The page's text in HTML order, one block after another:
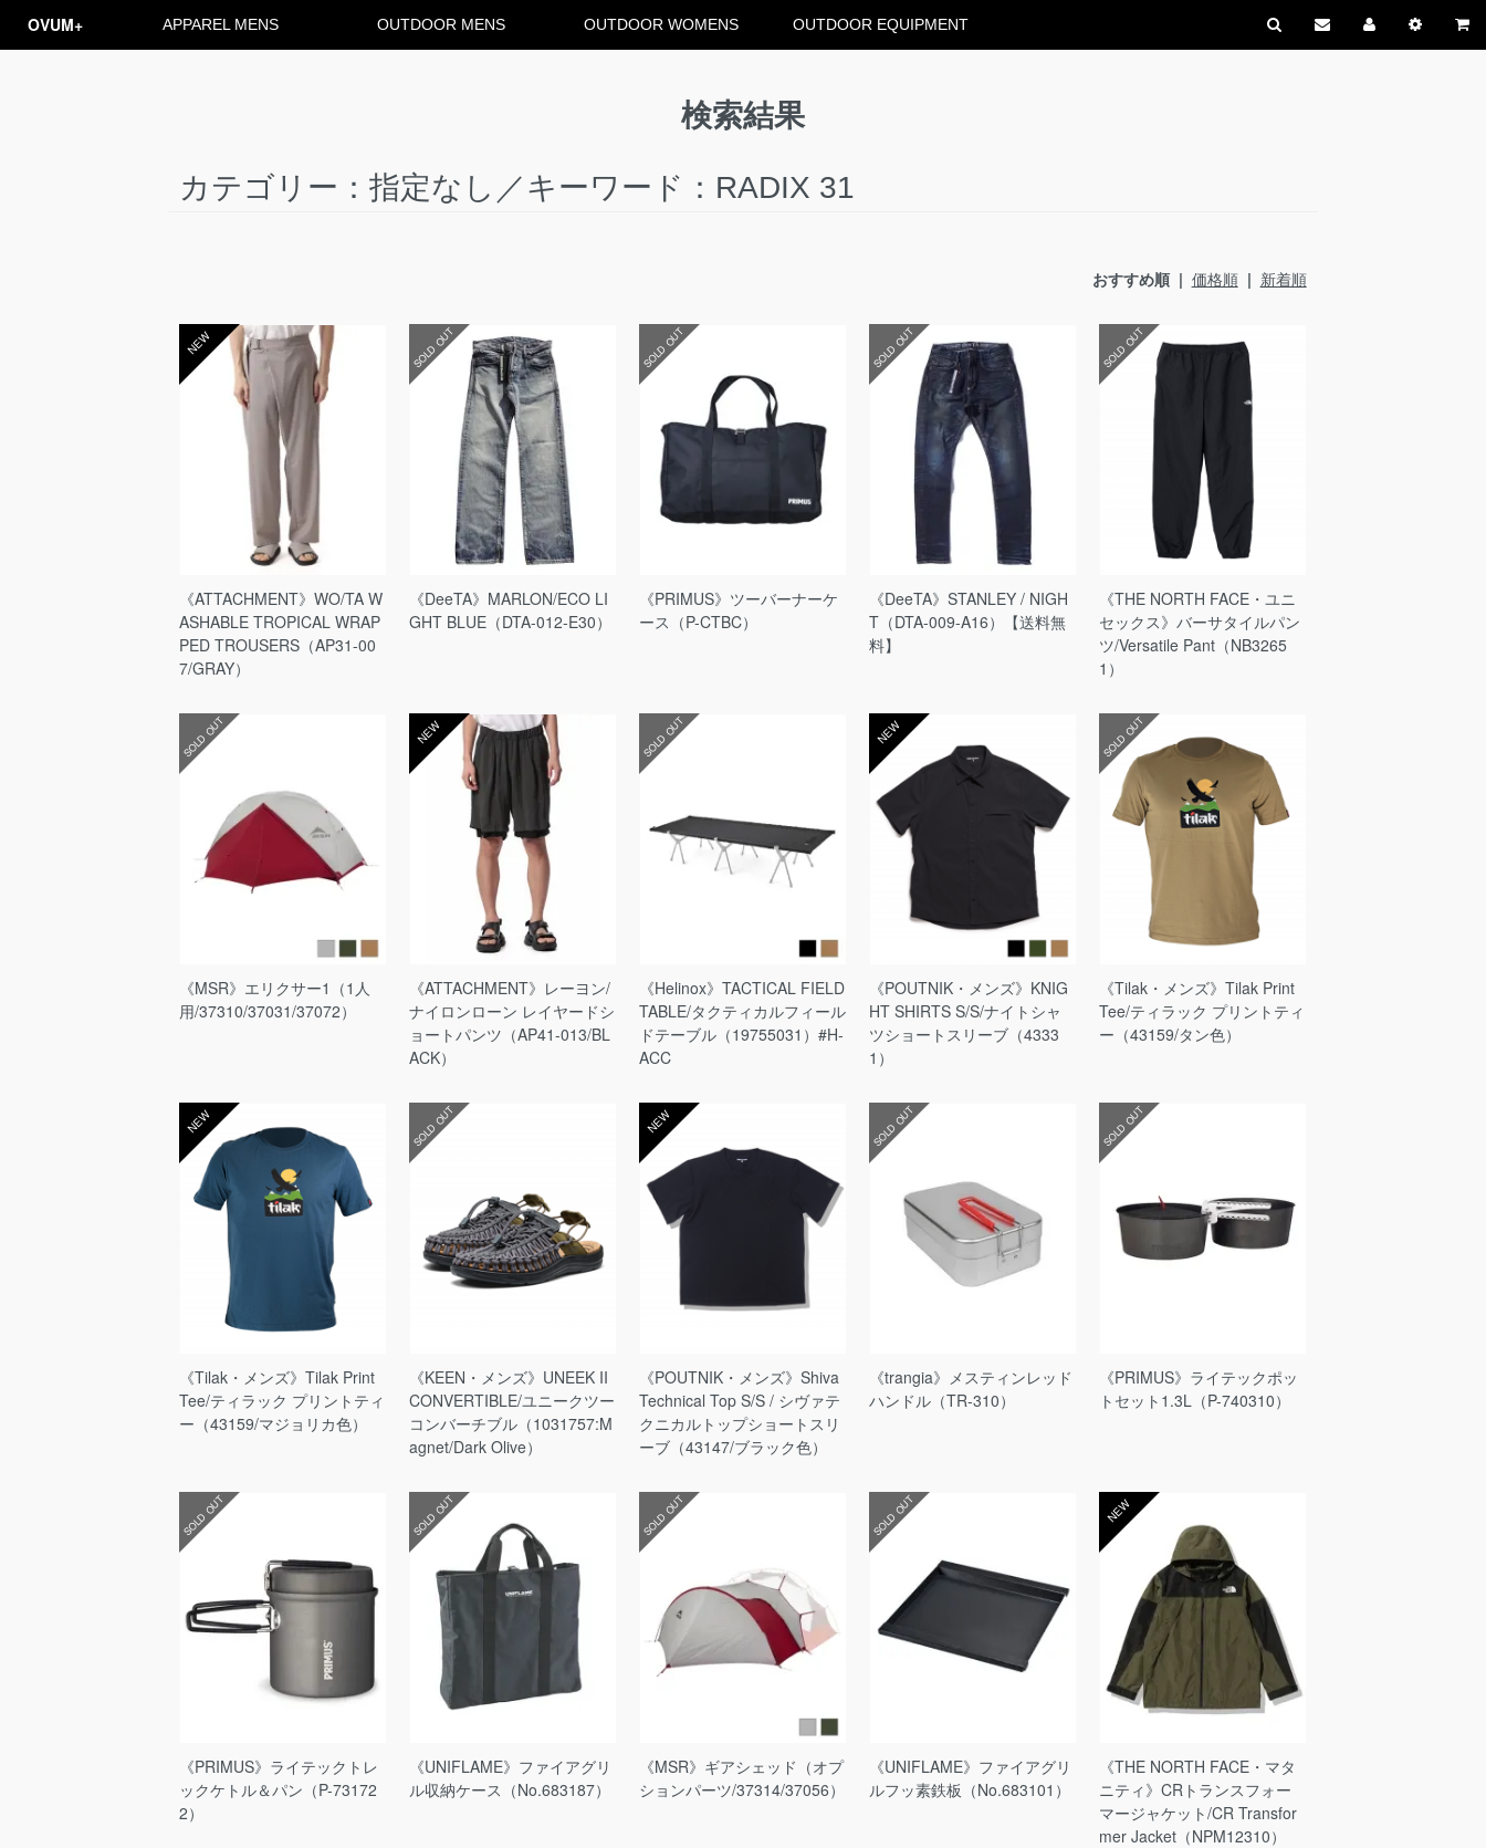
OVUM+ APPAREL MENS OUTDOOR MENS OUTDOOR WOMENS OUTDOOR EQUIPMENT
検索結果
カテゴリー：指定なし／キーワード：RADIX 31
おすすめ順 | 価格順| 新着順
NEW
《ATTACHMENT》WO/TA W
ASHABLE TROPICAL WRAP
PED TROUSERS（AP31-00
7/GRAY）
SOLD OUT
《DeeTA》MARLON/ECO LI
GHT BLUE（DTA-012-E30）
SOLD OUT
《PRIMUS》ツーバーナーケ
ース（P-CTBC）
SOLD OUT
《DeeTA》STANLEY / NIGH
T（DTA-009-A16）【送料無
料】
SOLD OUT
《THE NORTH FACE・ユニ
セックス》バーサタイルパン
ツ/Versatile Pant（NB3265
1）
SOLD OUT
《MSR》エリクサー1（1人
用/37310/37031/37072）
NEW
《ATTACHMENT》レーヨン/
ナイロンローン レイヤードシ
ョートパンツ（AP41-013/BL
ACK）
SOLD OUT
《Helinox》TACTICAL FIELD
TABLE/タクティカルフィール
ドテーブル（19755031）#H-
ACC
NEW
《POUTNIK・メンズ》KNIG
HT SHIRTS S/S/ナイトシャ
ツショートスリーブ（4333
1）
SOLD OUT
《Tilak・メンズ》Tilak Print
Tee/ティラック プリントティ
ー（43159/タン色）
NEW
《Tilak・メンズ》Tilak Print
Tee/ティラック プリントティ
ー（43159/マジョリカ色）
SOLD OUT
《KEEN・メンズ》UNEEK II
CONVERTIBLE/ユニークツー
コンバーチブル（1031757:M
agnet/Dark Olive）
NEW
《POUTNIK・メンズ》Shiva
Technical Top S/S / シヴァテ
クニカルトップショートスリ
ーブ（43147/ブラック色）
SOLD OUT
《trangia》メスティンレッド
ハンドル（TR-310）
SOLD OUT
《PRIMUS》ライテックポッ
トセット1.3L（P-740310）
SOLD OUT
《PRIMUS》ライテックトレ
ックケトル＆パン（P-73172
2）
SOLD OUT
《UNIFLAME》ファイアグリ
ル収納ケース（No.683187）
SOLD OUT
《MSR》ギアシェッド（オプ
ションパーツ/37314/37056）
SOLD OUT
《UNIFLAME》ファイアグリ
ルフッ素鉄板（No.683101）
NEW
《THE NORTH FACE・マタ
ニティ》CRトランスフォー
マージャケット/CR Transfor
mer Jacket（NPM12310）